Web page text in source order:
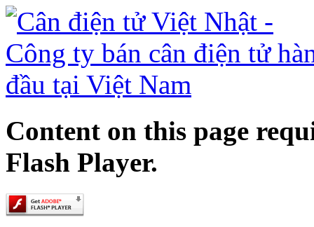
Content on this page
Flash Player.